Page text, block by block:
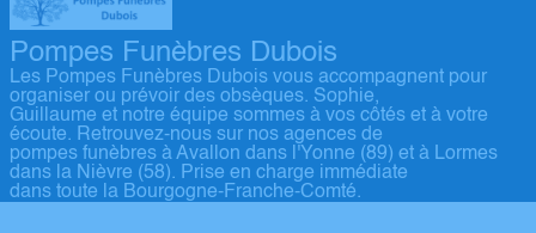
Pompes Funèbres Dubois
Les Pompes Funèbres Dubois vous accompagnent pour
organiser ou prévoir des obsèques. Sophie,
Guillaume et notre équipe sommes à vos côtés et à votre
écoute. Retrouvez-nous sur nos agences de
pompes funèbres à Avallon dans l'Yonne (89) et à Lormes
dans la Nièvre (58). Prise en charge immédiate
dans toute la Bourgogne-Franche-Comté.